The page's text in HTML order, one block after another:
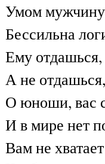
Умом
Бессильна
Ему отдашься,
А не
О юноши, вас
И в мире нет
Вам не